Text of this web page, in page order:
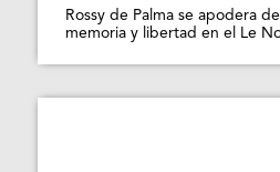
Rossy de Palma se apodera
memoria y libertad en el Le